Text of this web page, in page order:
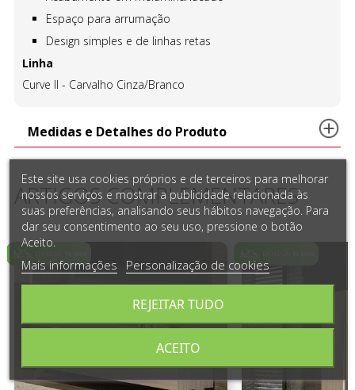
Espaço para arrumação
Design simples e de linhas retas
Linha
Curve II - Carvalho Cinza/Branco
Medidas e Detalhes do Produto
ARTIGOS COMPLEMENTARES
Este site usa cookies próprios e de terceiros para melhorar
nossos serviços e mostrar a publicidade relacionada às
suas preferências, analisando seus hábitos navegação. Para
dar seu consentimento ao seu uso, pressione o botão
Aceito.
Mais informações Personalização de cookies
REJEITAR TUDO
ACEITO